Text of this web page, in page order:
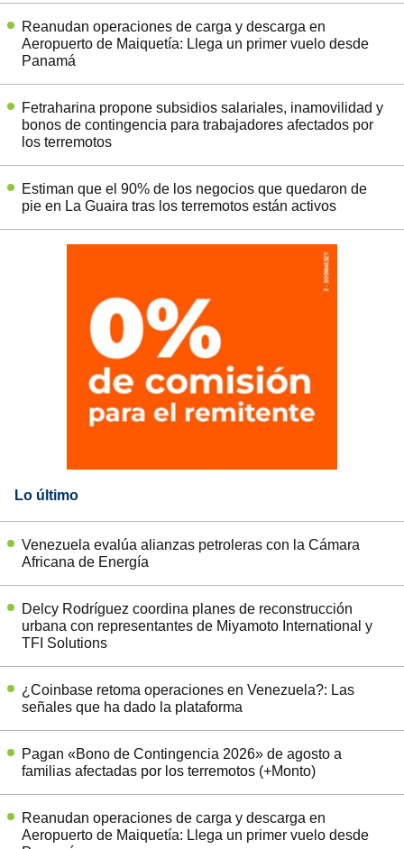
Reanudan operaciones de carga y descarga en
Aeropuerto de Maiquetía: Llega un primer vuelo desde
Panamá
Fetraharina propone subsidios salariales, inamovilidad y
bonos de contingencia para trabajadores afectados por
los terremotos
Estiman que el 90% de los negocios que quedaron de
pie en La Guaira tras los terremotos están activos
Lo último
Venezuela evalúa alianzas petroleras con la Cámara
Africana de Energía
Delcy Rodríguez coordina planes de reconstrucción
urbana con representantes de Miyamoto International y
TFI Solutions
¿Coinbase retoma operaciones en Venezuela?: Las
señales que ha dado la plataforma
Pagan «Bono de Contingencia 2026» de agosto a
familias afectadas por los terremotos (+Monto)
Reanudan operaciones de carga y descarga en
Aeropuerto de Maiquetía: Llega un primer vuelo desde